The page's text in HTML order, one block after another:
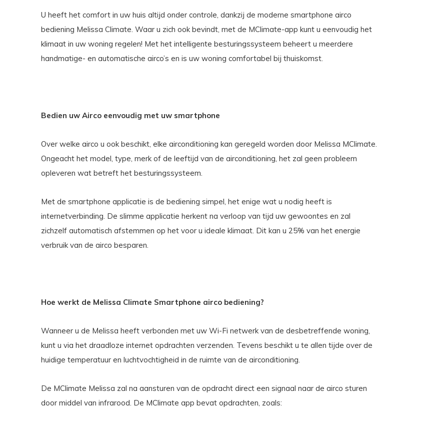
U heeft het comfort in uw huis altijd onder controle, dankzij de moderne smartphone airco
bediening Melissa Climate. Waar u zich ook bevindt, met de MClimate-app kunt u eenvoudig het
klimaat in uw woning regelen! Met het intelligente besturingssysteem beheert u meerdere
handmatige- en automatische airco’s en is uw woning comfortabel bij thuiskomst.
Bedien uw Airco eenvoudig met uw smartphone
Over welke airco u ook beschikt, elke airconditioning kan geregeld worden door Melissa MClimate.
Ongeacht het model, type, merk of de leeftijd van de airconditioning, het zal geen probleem
opleveren wat betreft het besturingssysteem.
Met de smartphone applicatie is de bediening simpel, het enige wat u nodig heeft is
internetverbinding. De slimme applicatie herkent na verloop van tijd uw gewoontes en zal
zichzelf automatisch afstemmen op het voor u ideale klimaat. Dit kan u 25% van het energie
verbruik van de airco besparen.
Hoe werkt de Melissa Climate Smartphone airco bediening?
Wanneer u de Melissa heeft verbonden met uw Wi-Fi netwerk van de desbetreffende woning,
kunt u via het draadloze internet opdrachten verzenden. Tevens beschikt u te allen tijde over de
huidige temperatuur en luchtvochtigheid in de ruimte van de airconditioning.
De MClimate Melissa zal na aansturen van de opdracht direct een signaal naar de airco sturen
door middel van infrarood. De MClimate app bevat opdrachten, zoals: